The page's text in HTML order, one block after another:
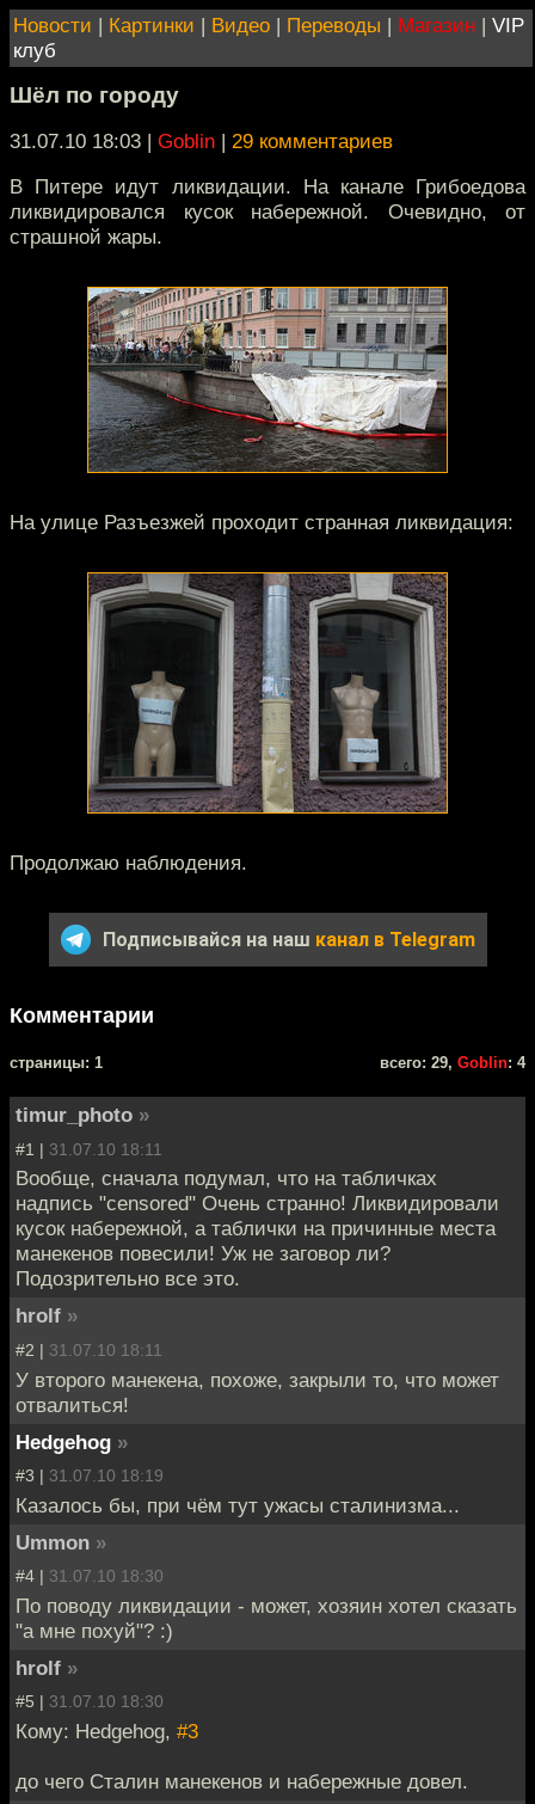
Новости | Картинки | Видео | Переводы | Магазин | VIP
клуб
Шёл по городу
31.07.10 18:03 | Goblin | 29 комментариев
В Питере идут ликвидации. На канале Грибоедова
ликвидировался кусок набережной. Очевидно, от
страшной жары.
На улице Разъезжей проходит странная ликвидация:
Продолжаю наблюдения.
Подписывайся на наш канал в Telegram
Комментарии
cтраницы: 1 всего: 29, Goblin: 4
timur_photo »
#1 | 31.07.10 18:11
Вообще, сначала подумал, что на табличках
надпись "censored" Очень странно! Ликвидировали
кусок набережной, а таблички на причинные места
манекенов повесили! Уж не заговор ли?
Подозрительно все это.
hrolf »
#2 | 31.07.10 18:11
У второго манекена, похоже, закрыли то, что может
отвалиться!
Hedgehog »
#3 | 31.07.10 18:19
Казалось бы, при чём тут ужасы сталинизма...
Ummon »
#4 | 31.07.10 18:30
По поводу ликвидации - может, хозяин хотел сказать
"а мне похуй"? :)
hrolf »
#5 | 31.07.10 18:30
Кому: Hedgehog, #3
до чего Сталин манекенов и набережные довел.